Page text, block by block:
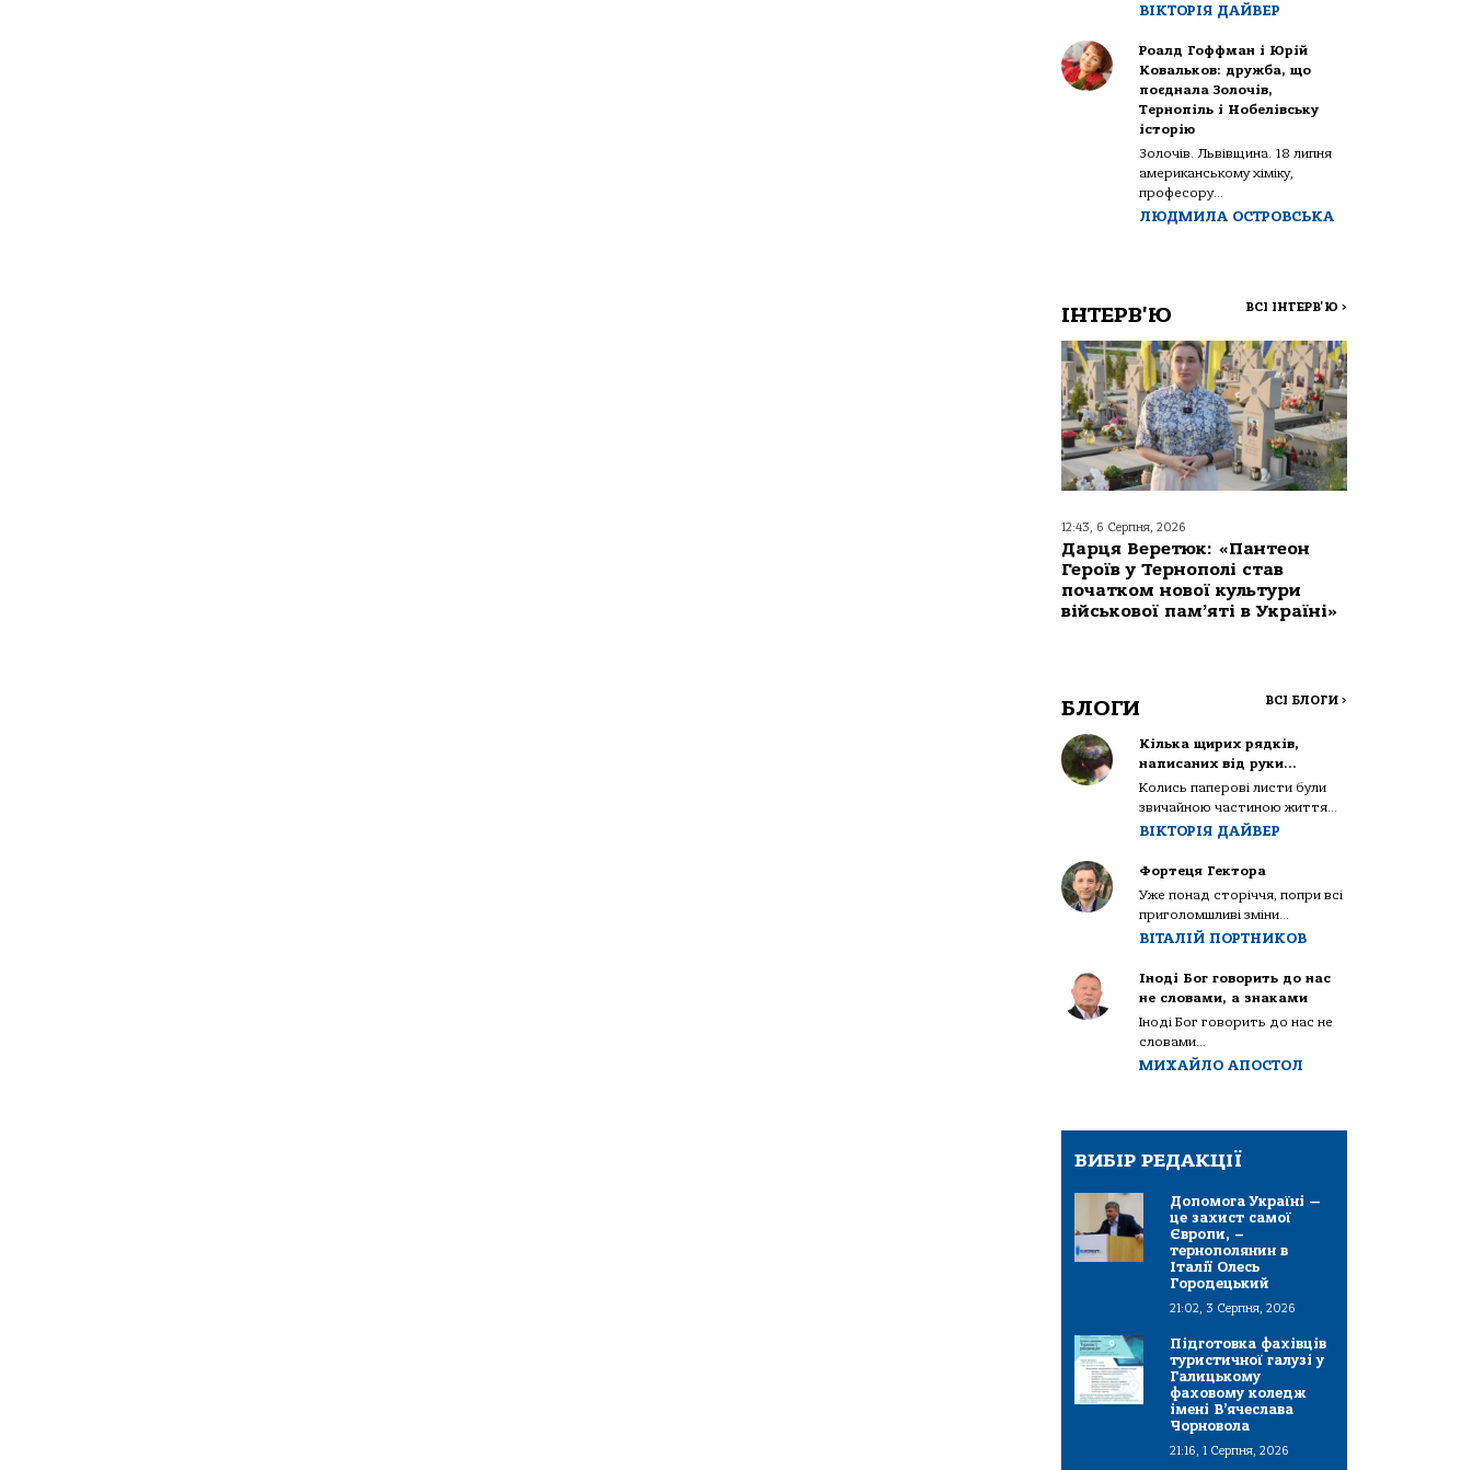
ВІКТОРІЯ ДАЙВЕР
Роалд Гоффман і Юрій
Ковальков: дружба, що
поєднала Золочів,
Тернопіль і Нобелівську
історію
Золочів. Львівщина. 18 липня
американському хіміку,
професору...
ЛЮДМИЛА ОСТРОВСЬКА
ІНТЕРВ'Ю ВСІ ІНТЕРВ'Ю >
12:43, 6 Серпня, 2026
Дарця Веретюк: «Пантеон
Героїв у Тернополі став
початком нової культури
військової пам’яті в Україні»
БЛОГИ ВСІ БЛОГИ >
Кілька щирих рядків,
написаних від руки…
Колись паперові листи були
звичайною частиною життя...
ВІКТОРІЯ ДАЙВЕР
Фортеця Гектора
Уже понад сторіччя, попри всі
приголомшливі зміни...
ВІТАЛІЙ ПОРТНИКОВ
Іноді Бог говорить до нас
не словами, а знаками
Іноді Бог говорить до нас не
словами...
МИХАЙЛО АПОСТОЛ
ВИБІР РЕДАКЦІЇ
Допомога Україні —
це захист самої
Європи, –
тернополянин в
Італії Олесь
Городецький
21:02, 3 Серпня, 2026
Підготовка фахівців
туристичної галузі у
Галицькому
фаховому коледж
імені В’ячеслава
Чорновола
21:16, 1 Серпня, 2026